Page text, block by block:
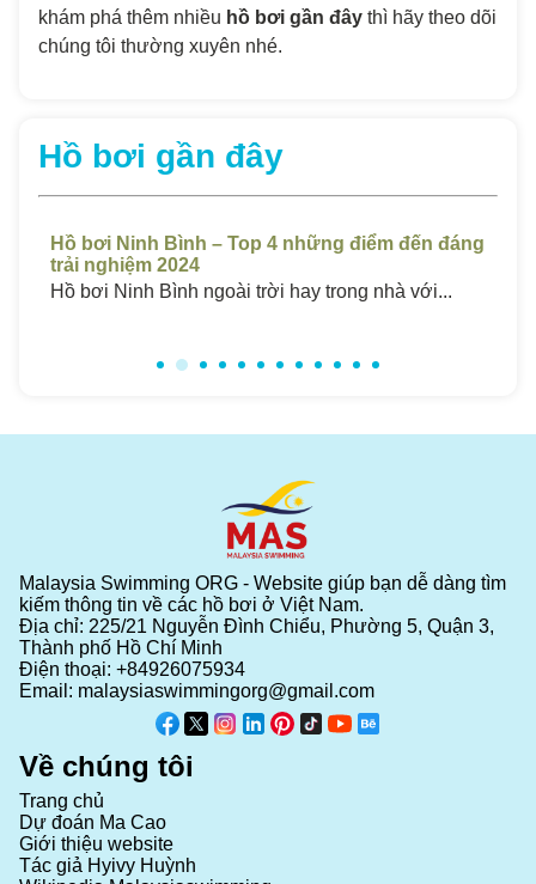
khám phá thêm nhiều hồ bơi gần đây thì hãy theo dõi
chúng tôi thường xuyên nhé.
Hồ bơi gần đây
Hồ Bơi Sóc Trăng Giá Rẻ – Top 4 Những Bể
Chất Lượng Cao 2024
Hồ bơi ở Sóc Trăng luôn thu hút một lượng...
Malaysia Swimming ORG - Website giúp bạn dễ dàng tìm
kiếm thông tin về các hồ bơi ở Việt Nam.
Địa chỉ: 225/21 Nguyễn Đình Chiểu, Phường 5, Quận 3,
Thành phố Hồ Chí Minh
Điện thoại: +84926075934
Email: malaysiaswimmingorg@gmail.com
Về chúng tôi
Trang chủ
Dự đoán Ma Cao
Giới thiệu website
Tác giả Hyivy Huỳnh